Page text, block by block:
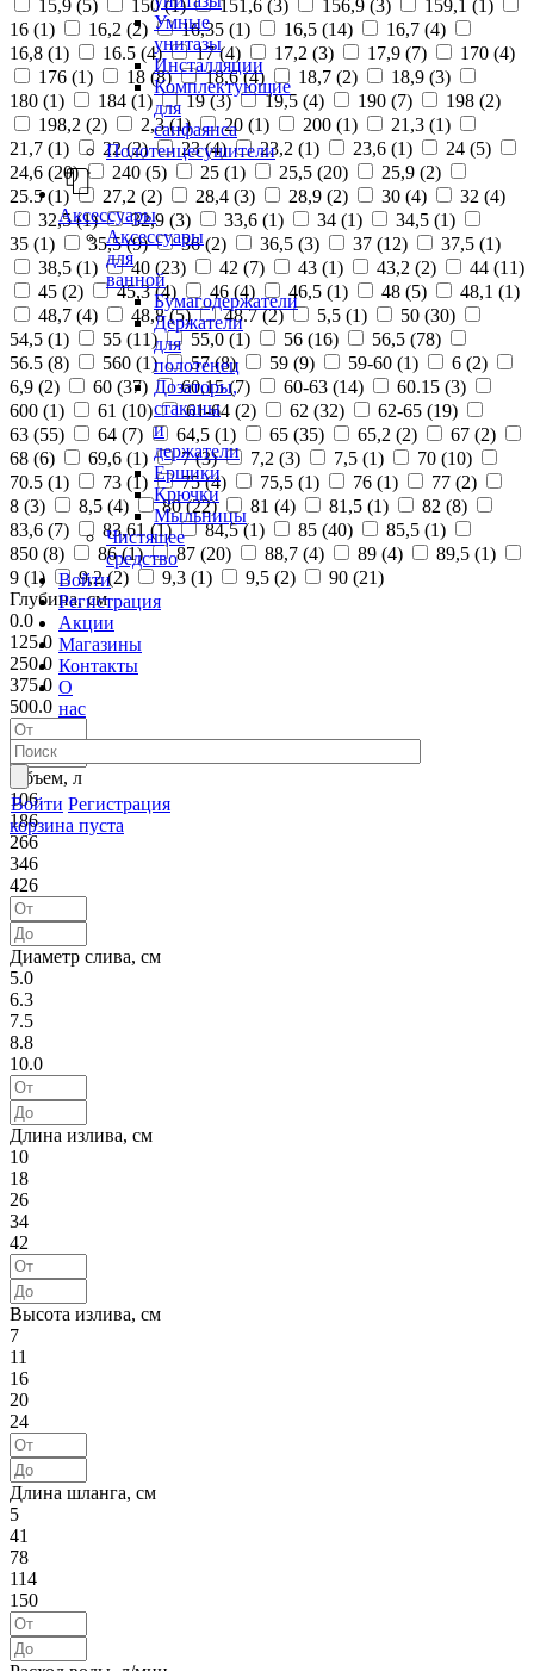
Умные
унитазы
Инсталляции
Комплектующие
для
санфаянса
Полотенцесушители
Аксессуары
Аксессуары
для
ванной
Бумагодержатели
Держатели
для
полотенец
Дозаторы,
стаканы
и
держатели
Ершики
Крючки
Мыльницы
Чистящее
средство
Войти
Регистрация
Акции
Магазины
Контакты
О
нас
Войти Регистрация
корзина пуста
15,9 (5) 150 (1) 151,6 (3) 156,9 (3) 159,1 (1 )
16 (1) 16,2 (2) 16,35 (1) 16,5 (14) 16,7 (4)
16,8 (1) 16.5 (4) 17 (4) 17,2 (3) 17,9 (7) 170 (4)
176 (1) 18 (8) 18,6 (4) 18,7 (2) 18,9 (3)
180 (1) 184 (1) 19 (3) 19,5 (4) 190 (7) 198 (2)
198,2 (2) 2,3 (1) 20 (1) 200 (1) 21,3 (1)
21,7 (1) 22 (2) 23 (4) 23,2 (1) 23,6 (1) 24 (5)
24,6 (20) 240 (5) 25 (1) 25,5 (20) 25,9 (2)
25.5 (1) 27,2 (2) 28,4 (3) 28,9 (2) 30 (4) 32 (4)
32,5 (1) 32,9 (3) 33,6 (1) 34 (1) 34,5 (1)
35 (1) 35,5 (9) 36 (2) 36,5 (3) 37 (12) 37,5 (1)
38,5 (1) 40 (23) 42 (7) 43 (1) 43,2 (2) 44 (11)
45 (2) 45,3 (4) 46 (4) 46,5 (1) 48 (5) 48,1 (1)
48,7 (4) 48,8 (5) 48.7 (2) 5,5 (1) 50 (30)
54,5 (1) 55 (11) 55,0 (1) 56 (16) 56,5 (78)
56.5 (8) 560 (1) 57 (8) 59 (9) 59-60 (1) 6 (2)
6,9 (2) 60 (37) 60,15 (7) 60-63 (14) 60.15 (3)
600 (1) 61 (10) 61-64 (2) 62 (32) 62-65 (19)
63 (55) 64 (7) 64,5 (1) 65 (35) 65,2 (2) 67 (2)
68 (6) 69,6 (1) 7 (3) 7,2 (3) 7,5 (1) 70 (10)
70.5 (1) 73 (1) 75 (4) 75,5 (1) 76 (1) 77 (2)
8 (3) 8,5 (4) 80 (22) 81 (4) 81,5 (1) 82 (8)
83,6 (7) 83,61 (1) 84,5 (1) 85 (40) 85,5 (1)
850 (8) 86 (1) 87 (20) 88,7 (4) 89 (4) 89,5 (1)
9 (1) 9,2 (2) 9,3 (1) 9,5 (2) 90 (21)
Глубина, см
0.0
125.0
250.0
375.0
500.0
Объем, л
106
186
266
346
426
Диаметр слива, см
5.0
6.3
7.5
8.8
10.0
Длина излива, см
10
18
26
34
42
Высота излива, см
7
11
16
20
24
Длина шланга, см
5
41
78
114
150